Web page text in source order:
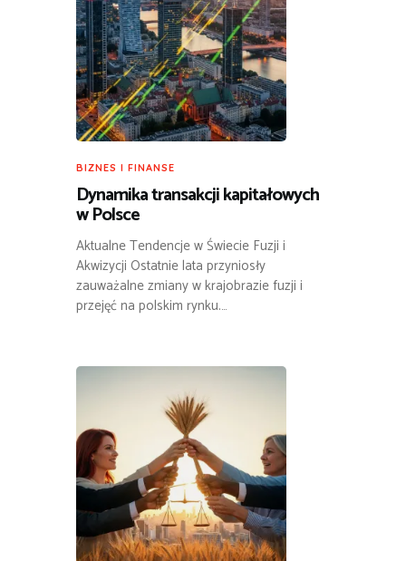
BIZNES I FINANSE
Dynamika transakcji kapitałowych
w Polsce
Aktualne Tendencje w Świecie Fuzji i
Akwizycji Ostatnie lata przyniosły
zauważalne zmiany w krajobrazie fuzji i
przejęć na polskim rynku.…